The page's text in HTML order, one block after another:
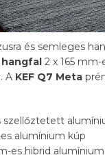
és semleges
hangfal 2 x 165
A KEF Q7 Meta
szellőztetett
alumínium kúp
es hibrid